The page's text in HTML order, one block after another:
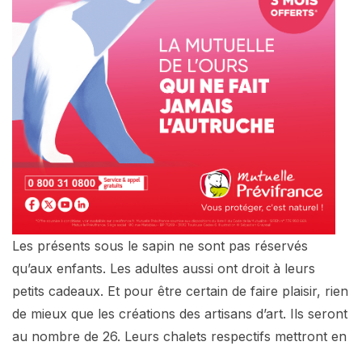
Les présents sous le sapin ne sont pas réservés
qu’aux enfants. Les adultes aussi ont droit à leurs
petits cadeaux. Et pour être certain de faire plaisir, rien
de mieux que les créations des artisans d’art. Ils seront
au nombre de 26. Leurs chalets respectifs mettront en